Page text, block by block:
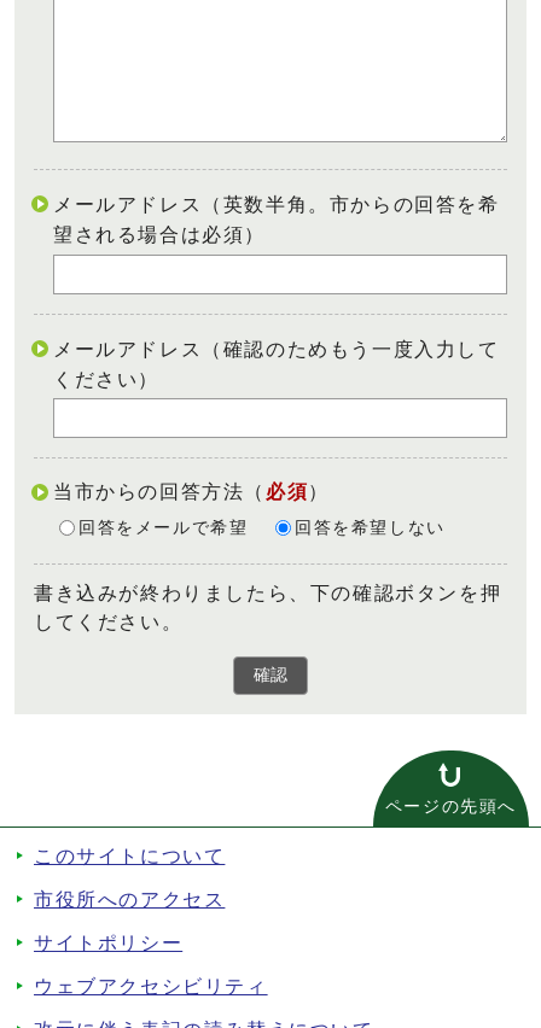
メールアドレス（英数半角。市からの回答を希
望される場合は必須）
メールアドレス（確認のためもう一度入力して
ください）
当市からの回答方法 （ 必須）
回答をメールで希望 回答を希望しない
書き込みが終わりましたら、下の確認ボタンを押
してください。
確認
ページの先頭へ
このサイトについて
市役所へのアクセス
サイトポリシー
ウェブアクセシビリティ